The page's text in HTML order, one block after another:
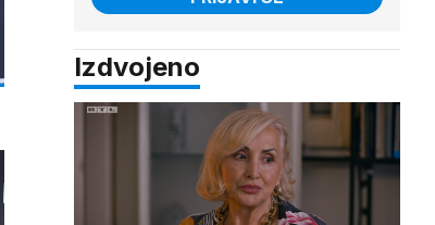
Izdvojeno